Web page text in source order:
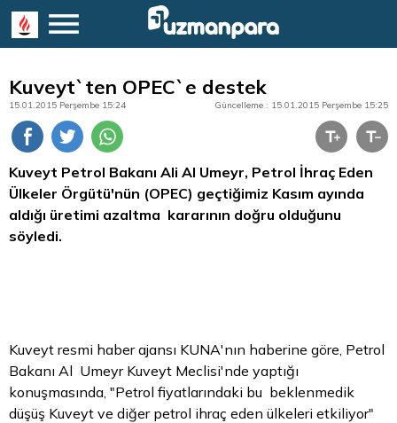
Kuveyt`ten OPEC`e destek
15.01.2015 Perşembe 15:24 Güncelleme : 15.01.2015 Perşembe 15:25
Kuveyt Petrol Bakanı Ali Al Umeyr, Petrol İhraç Eden
Ülkeler Örgütü'nün (OPEC) geçtiğimiz Kasım ayında
aldığı üretimi azaltma kararının doğru olduğunu
söyledi.
Kuveyt resmi haber ajansı KUNA'nın haberine göre, Petrol
Bakanı Al Umeyr Kuveyt Meclisi'nde yaptığı
konuşmasında, "Petrol fiyatlarındaki bu beklenmedik
düşüş Kuveyt ve diğer petrol ihraç eden ülkeleri etkiliyor"